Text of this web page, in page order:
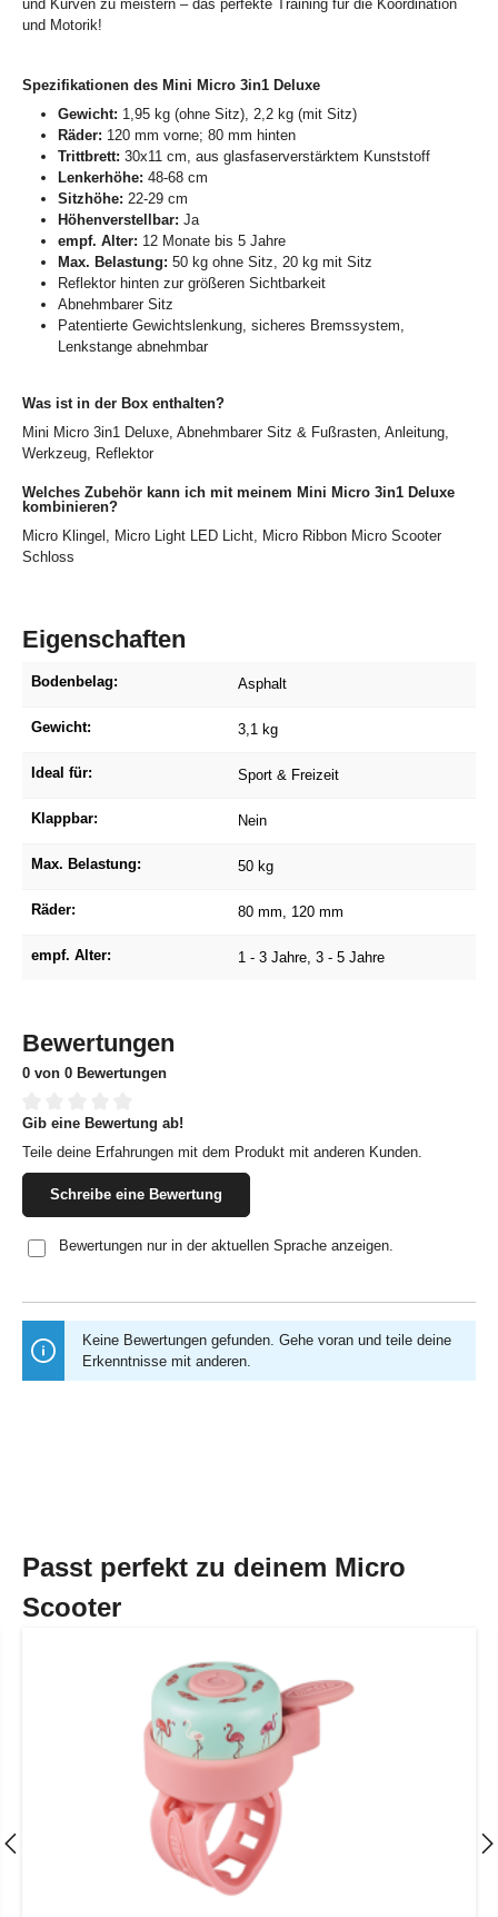
und Kurven zu meistern – das perfekte Training für die Koordination
und Motorik!
Spezifikationen des Mini Micro 3in1 Deluxe
Gewicht: 1,95 kg (ohne Sitz), 2,2 kg (mit Sitz)
Räder: 120 mm vorne; 80 mm hinten
Trittbrett: 30x11 cm, aus glasfaserverstärktem Kunststoff
Lenkerhöhe: 48-68 cm
Sitzhöhe: 22-29 cm
Höhenverstellbar: Ja
empf. Alter: 12 Monate bis 5 Jahre
Max. Belastung: 50 kg ohne Sitz, 20 kg mit Sitz
Reflektor hinten zur größeren Sichtbarkeit
Abnehmbarer Sitz
Patentierte Gewichtslenkung, sicheres Bremssystem,
Lenkstange abnehmbar
Was ist in der Box enthalten?
Mini Micro 3in1 Deluxe, Abnehmbarer Sitz & Fußrasten, Anleitung,
Werkzeug, Reflektor
Welches Zubehör kann ich mit meinem Mini Micro 3in1 Deluxe
kombinieren?
Micro Klingel, Micro Light LED Licht, Micro Ribbon Micro Scooter
Schloss
Eigenschaften
Bodenbelag: Asphalt
Gewicht: 3,1 kg
Ideal für: Sport & Freizeit
Klappbar: Nein
Max. Belastung: 50 kg
Räder: 80 mm, 120 mm
empf. Alter: 1 - 3 Jahre, 3 - 5 Jahre
Bewertungen
0 von 0 Bewertungen
Durchschnittliche Bewertung von 0 von 5 Sternen
Gib eine Bewertung ab!
Teile deine Erfahrungen mit dem Produkt mit anderen Kunden.
Schreibe eine Bewertung
Bewertungen nur in der aktuellen Sprache anzeigen.
Keine Bewertungen gefunden. Gehe voran und teile deine
Erkenntnisse mit anderen.
Passt perfekt zu deinem Micro
Scooter